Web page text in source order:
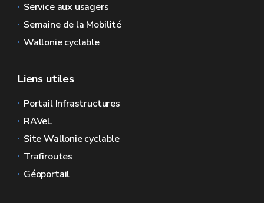
Service aux usagers
Semaine de la Mobilité
Wallonie cyclable
Liens utiles
Portail Infrastructures
RAVeL
Site Wallonie cyclable
Trafiroutes
Géoportail